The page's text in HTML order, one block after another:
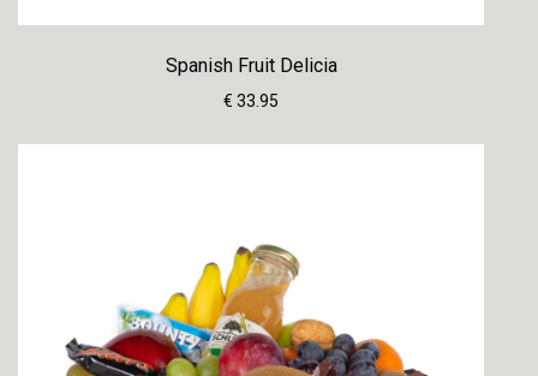
Spanish Fruit Delicia
€ 33.95